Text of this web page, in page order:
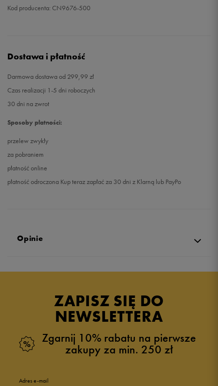
Kod producenta: CN9676-500
Dostawa i płatność
Darmowa dostawa od 299,99 zł
Czas realizacji 1-5 dni roboczych
30 dni na zwrot
Sposoby płatności:
przelew zwykły
za pobraniem
płatność online
płatność odroczona Kup teraz zapłać za 30 dni z Klarną lub PayPo
Opinie
4.9
zebranych i zweryfikowanych przez
ZAPISZ SIĘ DO
NEWSLETTERA
Zgarnij 10% rabatu na pierwsze
zakupy za min. 250 zł
Adres e-mail